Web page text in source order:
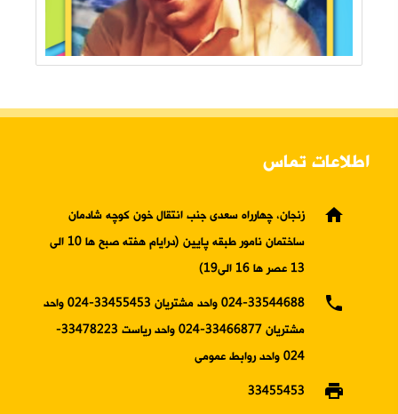
اطلاعات تماس
home
زنجان، چهارراه سعدی جنب انتقال خون کوچه شادمان
ساختمان نامور طبقه پایین (درایام هفته صبح ها 10 الی
13 عصر ها 16 الی19)
phone
024-33544688 واحد مشتریان 33455453-024 واحد
مشتریان 33466877-024 واحد ریاست 33478223-
024 واحد روابط عمومی
print
33455453